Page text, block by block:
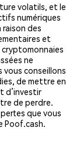
volatils, et le
numériques
des
et
ne
conseillons
de mettre en
d’investir
de perdre.
que vous
Poof.cash.